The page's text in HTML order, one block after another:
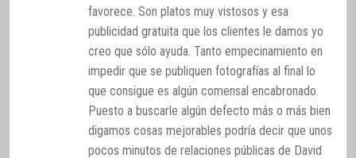
favorece. Son platos muy vistosos y esa
publicidad gratuita que los clientes le damos yo
creo que sólo ayuda. Tanto empecinamiento en
impedir que se publiquen fotografías al final lo
que consigue es algún comensal encabronado.
Puesto a buscarle algún defecto más o más bien
digamos cosas mejorables podría decir que unos
pocos minutos de relaciones públicas de David